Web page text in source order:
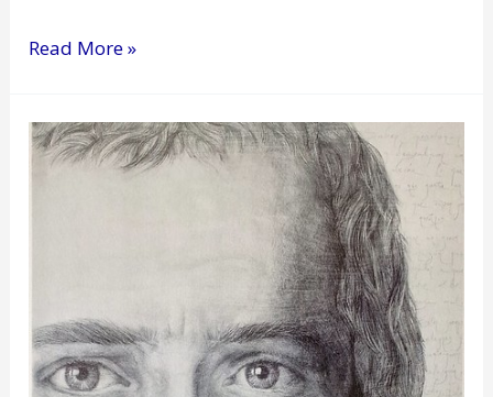
Read More »